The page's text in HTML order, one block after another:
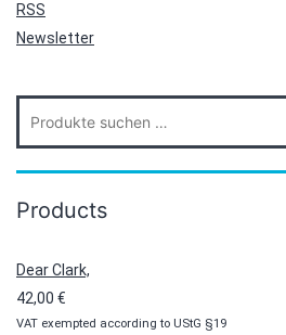
RSS
Newsletter
nach:
Products
Dear Clark,
42,00 €
VAT exempted according to UStG §19